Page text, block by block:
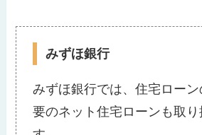
みずほ銀行
みずほ銀行では、住宅ロー
要のネット住宅ローンも取り